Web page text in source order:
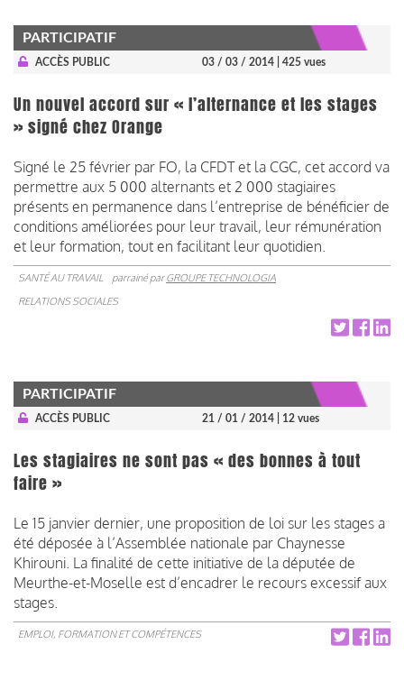
PARTICIPATIF
ACCÈS PUBLIC 03 / 03 / 2014 | 425 vues
Un nouvel accord sur « l’alternance et les stages
» signé chez Orange
Signé le 25 février par FO, la CFDT et la CGC, cet accord va
permettre aux 5 000 alternants et 2 000 stagiaires
présents en permanence dans l’entreprise de bénéficier de
conditions améliorées pour leur travail, leur rémunération
et leur formation, tout en facilitant leur quotidien.
SANTÉ AU TRAVAIL parrainé parGROUPE TECHNOLOGIA
RELATIONS SOCIALES
PARTICIPATIF
ACCÈS PUBLIC 21 / 01 / 2014 | 12 vues
Les stagiaires ne sont pas « des bonnes à tout
faire »
Le 15 janvier dernier, une proposition de loi sur les stages a
été déposée à l’Assemblée nationale par Chaynesse
Khirouni. La finalité de cette initiative de la députée de
Meurthe-et-Moselle est d’encadrer le recours excessif aux
stages.
EMPLOI, FORMATION ET COMPÉTENCES